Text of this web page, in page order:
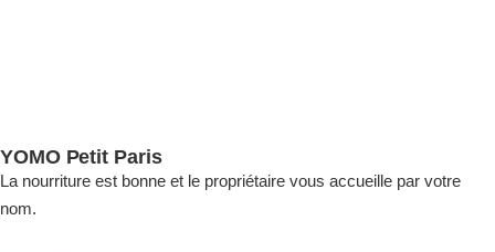
YOMO Petit Paris
La nourriture est bonne et le propriétaire vous accueille par votre
nom.